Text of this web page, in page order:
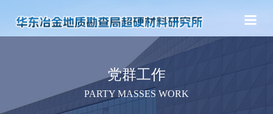
党群工作
PARTY MASSES WORK